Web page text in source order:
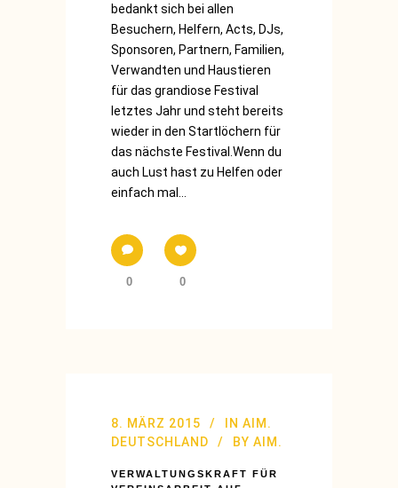
bedankt sich bei allen
Besuchern, Helfern, Acts, DJs,
Sponsoren, Partnern, Familien,
Verwandten und Haustieren
für das grandiose Festival
letztes Jahr und steht bereits
wieder in den Startlöchern für
das nächste Festival.Wenn du
auch Lust hast zu Helfen oder
einfach mal...
0 0
8. MÄRZ 2015 IN AIM.
DEUTSCHLAND
BY AIM.
VERWALTUNGSKRAFT FÜR